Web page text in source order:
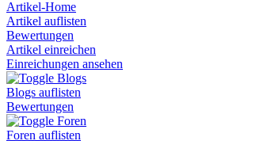
Artikel-Home
Artikel auflisten
Bewertungen
Artikel einreichen
Einreichungen ansehen
Blogs
Blogs auflisten
Bewertungen
Foren
Foren auflisten